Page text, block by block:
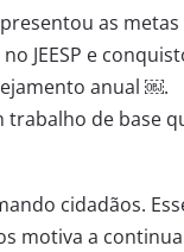
as metas
JEESP e
anual ￼.
de base
cidadãos.
motiva a